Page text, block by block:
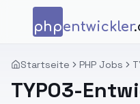
Zum Inhalt springen
phpentwickler
Startseite PHP Jobs
TYPO3-